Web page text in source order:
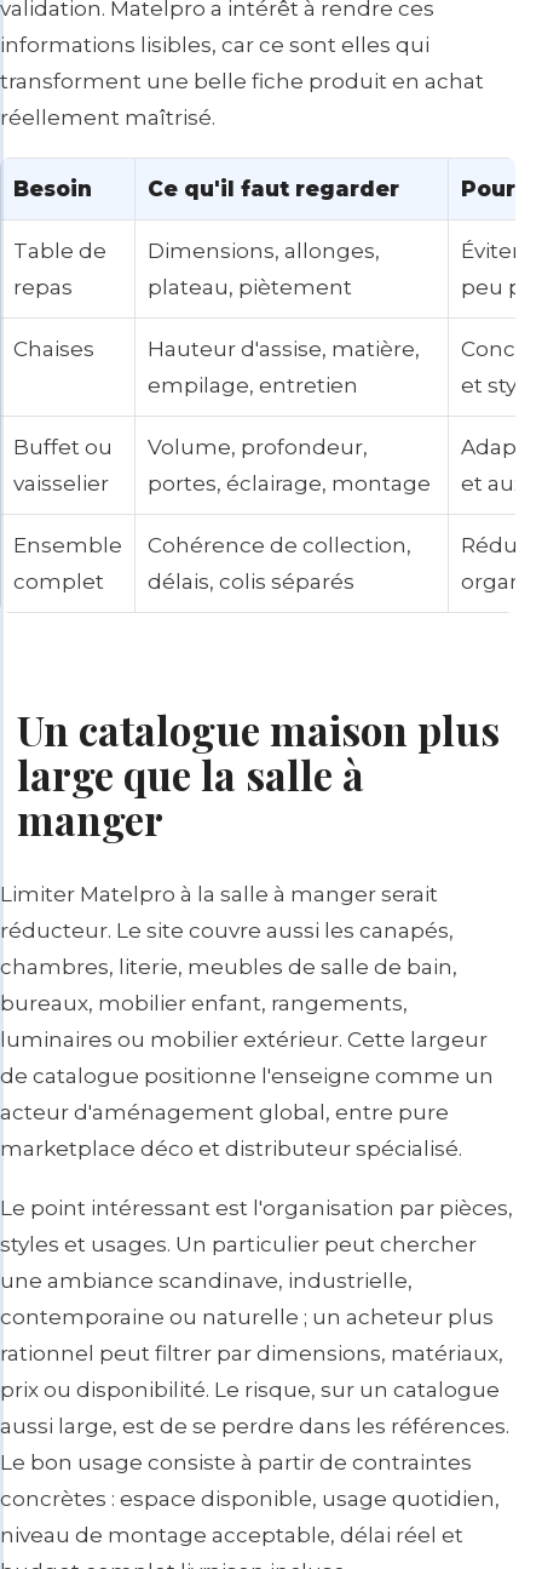
validation. Matelpro a intérêt à rendre ces
informations lisibles, car ce sont elles qui
transforment une belle fiche produit en achat
réellement maîtrisé.
Besoin Ce qu'il faut regarder
Table de
repas
Dimensions, allonges,
plateau, piètement
Éviter
peu
Chaises
Hauteur d'assise, matière,
empilage, entretien
et style
Buffet ou
vaisselier
Volume, profondeur,
portes, éclairage, montage
et aux
Ensemble
complet
Cohérence de collection,
délais, colis séparés
Un catalogue maison plus
large que la salle à
manger
Limiter Matelpro à la salle à manger serait
réducteur. Le site couvre aussi les canapés,
chambres, literie, meubles de salle de bain,
bureaux, mobilier enfant, rangements,
luminaires ou mobilier extérieur. Cette largeur
de catalogue positionne l'enseigne comme un
acteur d'aménagement global, entre pure
marketplace déco et distributeur spécialisé.
Le point intéressant est l'organisation par pièces,
styles et usages. Un particulier peut chercher
une ambiance scandinave, industrielle,
contemporaine ou naturelle ; un acheteur plus
rationnel peut filtrer par dimensions, matériaux,
prix ou disponibilité. Le risque, sur un catalogue
aussi large, est de se perdre dans les références.
Le bon usage consiste à partir de contraintes
concrètes : espace disponible, usage quotidien,
niveau de montage acceptable, délai réel et